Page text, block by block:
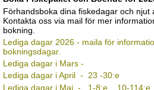
Förhandsboka dina fiskedagar och njut
Kontakta oss via mail för mer
bokning.
Lediga dagar 2026 - maila för
bokningsdagar.
Lediga dagar i Mars -
Lediga dagar i April - 23 -30:e
Lediga dagar i Maj - 1-8:e , 10-114:e